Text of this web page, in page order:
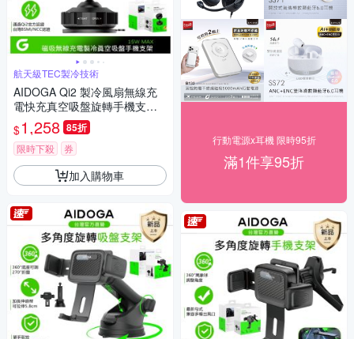
航天級TEC製冷技術
AIDOGA Qi2 製冷風扇無線充
電快充真空吸盤旋轉手機支架 1
5W LED 車用/桌面 MagSafe
$1,258 85折
限時下殺 券
加入購物車
行動電源x耳機 限時95折
滿1件享95折